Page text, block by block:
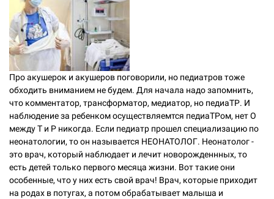
Про акушерок и акушеров поговорили, но педиатров тоже
обходить вниманием не будем. Для начала надо запомнить,
что комментатор, трансформатор, медиатор, но педиаТР. И
наблюдение за ребенком осуществляемтся педиаТРом, нет О
между Т и Р никогда. Если педиатр прошел специализацию по
неонатологии, то он называется НЕОНАТОЛОГ. Неонатолог -
это врач, который наблюдает и лечит новорожденнных, то
есть детей только первого месяца жизни. Вот такие они
особенные, что у них есть свой врач! Врач, которые приходит
на родах в потугах, а потом обрабатывает малыша и